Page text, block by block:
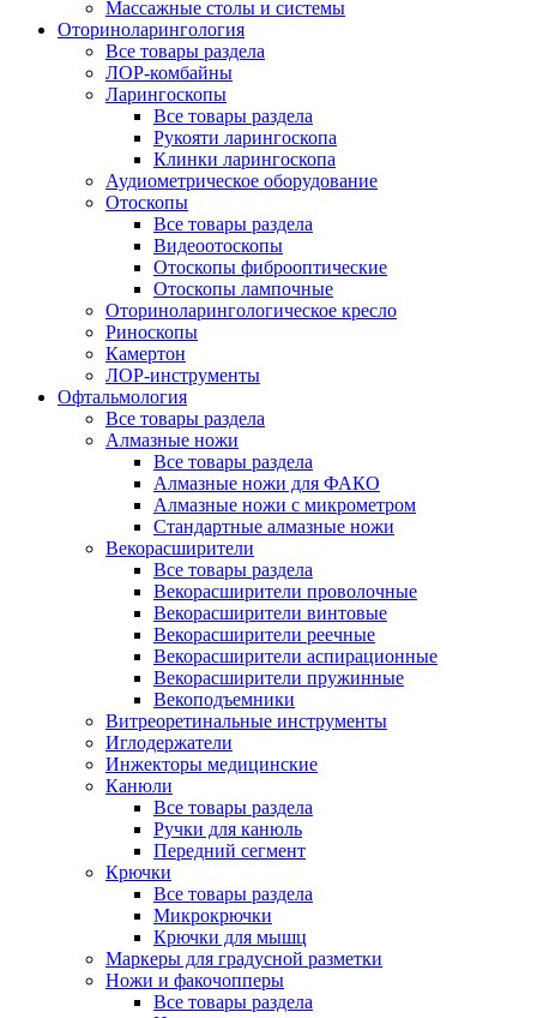
Массажные столы и системы
Оториноларингология
Все товары раздела
ЛОР-комбайны
Ларингоскопы
Все товары раздела
Рукояти ларингоскопа
Клинки ларингоскопа
Аудиометрическое оборудование
Отоскопы
Все товары раздела
Видеоотоскопы
Отоскопы фиброоптические
Отоскопы лампочные
Оториноларингологическое кресло
Риноскопы
Камертон
ЛОР-инструменты
Офтальмология
Все товары раздела
Алмазные ножи
Все товары раздела
Алмазные ножи для ФАКО
Алмазные ножи с микрометром
Стандартные алмазные ножи
Векорасширители
Все товары раздела
Векорасширители проволочные
Векорасширители винтовые
Векорасширители реечные
Векорасширители аспирационные
Векорасширители пружинные
Векоподъемники
Витреоретинальные инструменты
Иглодержатели
Инжекторы медицинские
Канюли
Все товары раздела
Ручки для канюль
Передний сегмент
Крючки
Все товары раздела
Микрокрючки
Крючки для мышц
Маркеры для градусной разметки
Ножи и факочопперы
Все товары раздела